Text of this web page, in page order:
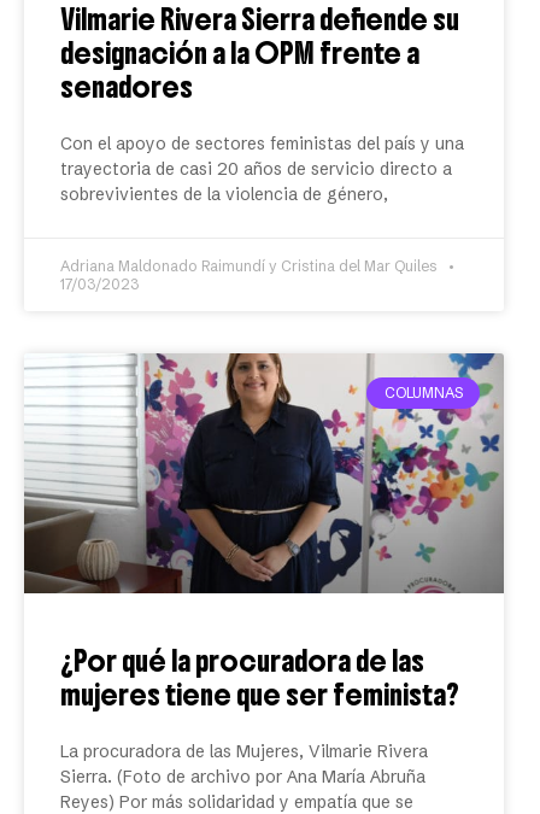
Vilmarie Rivera Sierra defiende su
designación a la OPM frente a
senadores
Con el apoyo de sectores feministas del país y una
trayectoria de casi 20 años de servicio directo a
sobrevivientes de la violencia de género,
Adriana Maldonado Raimundí y Cristina del Mar Quiles
17/03/2023
COLUMNAS
¿Por qué la procuradora de las
mujeres tiene que ser feminista?
La procuradora de las Mujeres, Vilmarie Rivera
Sierra. (Foto de archivo por Ana María Abruña
Reyes) Por más solidaridad y empatía que se